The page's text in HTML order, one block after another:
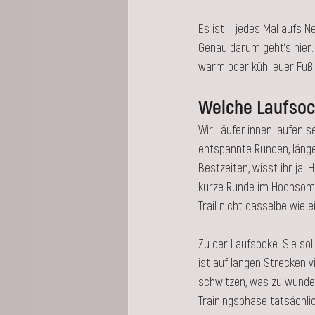
Es ist – jedes Mal aufs
Genau darum geht's
warm oder kühl euer
Welche
Wir Läufer:innen laufen
entspannte Runden,
Bestzeiten, wisst ihr ja.
kurze Runde im
Trail nicht dasselbe wie
Zu der Laufsocke: Sie
ist auf langen Strecken
schwitzen, was zu
Trainingsphase